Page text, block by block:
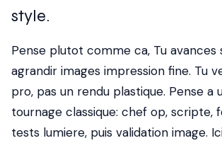
style.
Pense plutot comme ca, Tu avances
agrandir images impression fine. Tu
pro, pas un rendu plastique. Pense a
tournage classique: chef op, scripte,
tests lumiere, puis validation image.